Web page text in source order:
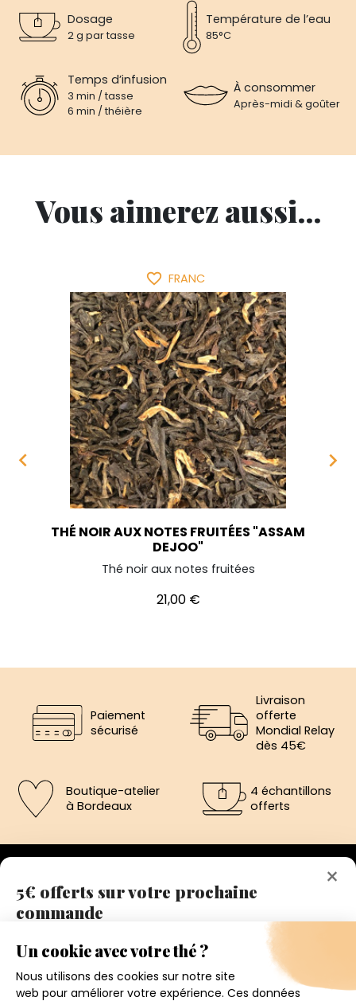
Dosage
2 g par tasse
Température de l’eau
85°C
Temps d’infusion
3 min / tasse
6 min / théière
À consommer
Après-midi & goûter
Vous aimerez aussi...

favorite_border FRANC
THÉ NOIR AUX NOTES FRUITÉES "ASSAM
DEJOO"
Thé noir aux notes fruitées
Prix
21,00 €

Paiement
sécurisé
Livraison
offerte
Mondial Relay
dès 45€
Boutique-atelier
à Bordeaux
4 échantillons
offerts
Du lundi au vendredi de 12h à 19h
×
5€ offerts sur votre prochaine
commande
Inscrivez vous a notre newsletter et recevez
immédiatement un bon de réduction de 5€.
Votre adresse email